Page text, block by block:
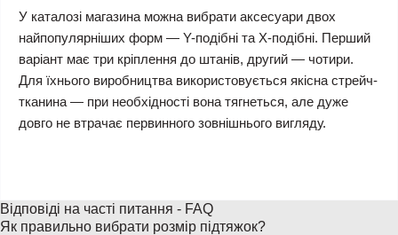
У каталозі магазина можна вибрати аксесуари двох
найпопулярніших форм — Y-подібні та X-подібні. Перший
варіант має три кріплення до штанів, другий — чотири.
Для їхнього виробництва використовується якісна стрейч-
тканина — при необхідності вона тягнеться, але дуже
довго не втрачає первинного зовнішнього вигляду.
Відповіді на часті питання - FAQ
Як правильно вибрати розмір підтяжок?